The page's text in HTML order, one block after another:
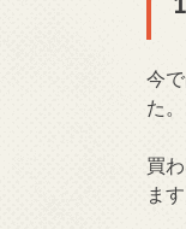
今
た。
買
ます